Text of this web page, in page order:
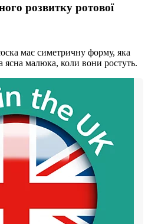
розвитку ротової
має симетричну форму, яка
ясна малюка, коли вони ростуть.